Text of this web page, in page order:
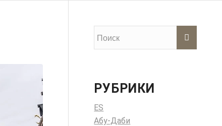
РУБРИКИ
ES
Абу-Даби